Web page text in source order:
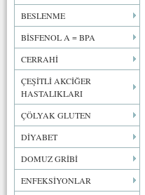
BESLENME
BİSFENOL A = BPA
CERRAHİ
ÇEŞİTLİ AKCİĞER
HASTALIKLARI
ÇÖLYAK GLUTEN
DİYABET
DOMUZ GRİBİ
ENFEKSİYONLAR